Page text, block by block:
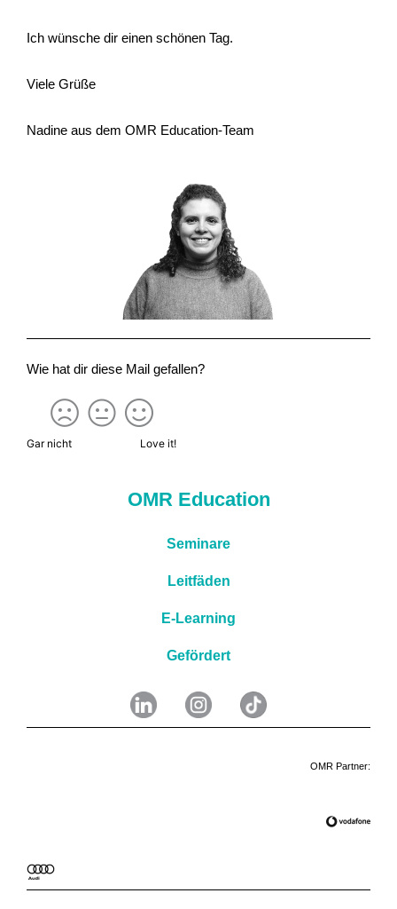
Ich wünsche dir einen schönen Tag.
Viele Grüße
Nadine aus dem OMR Education-Team
Wie hat dir diese Mail gefallen?
Gar nicht Love it!
OMR Education
Seminare
Leitfäden
E-Learning
Gefördert
OMR Partner: